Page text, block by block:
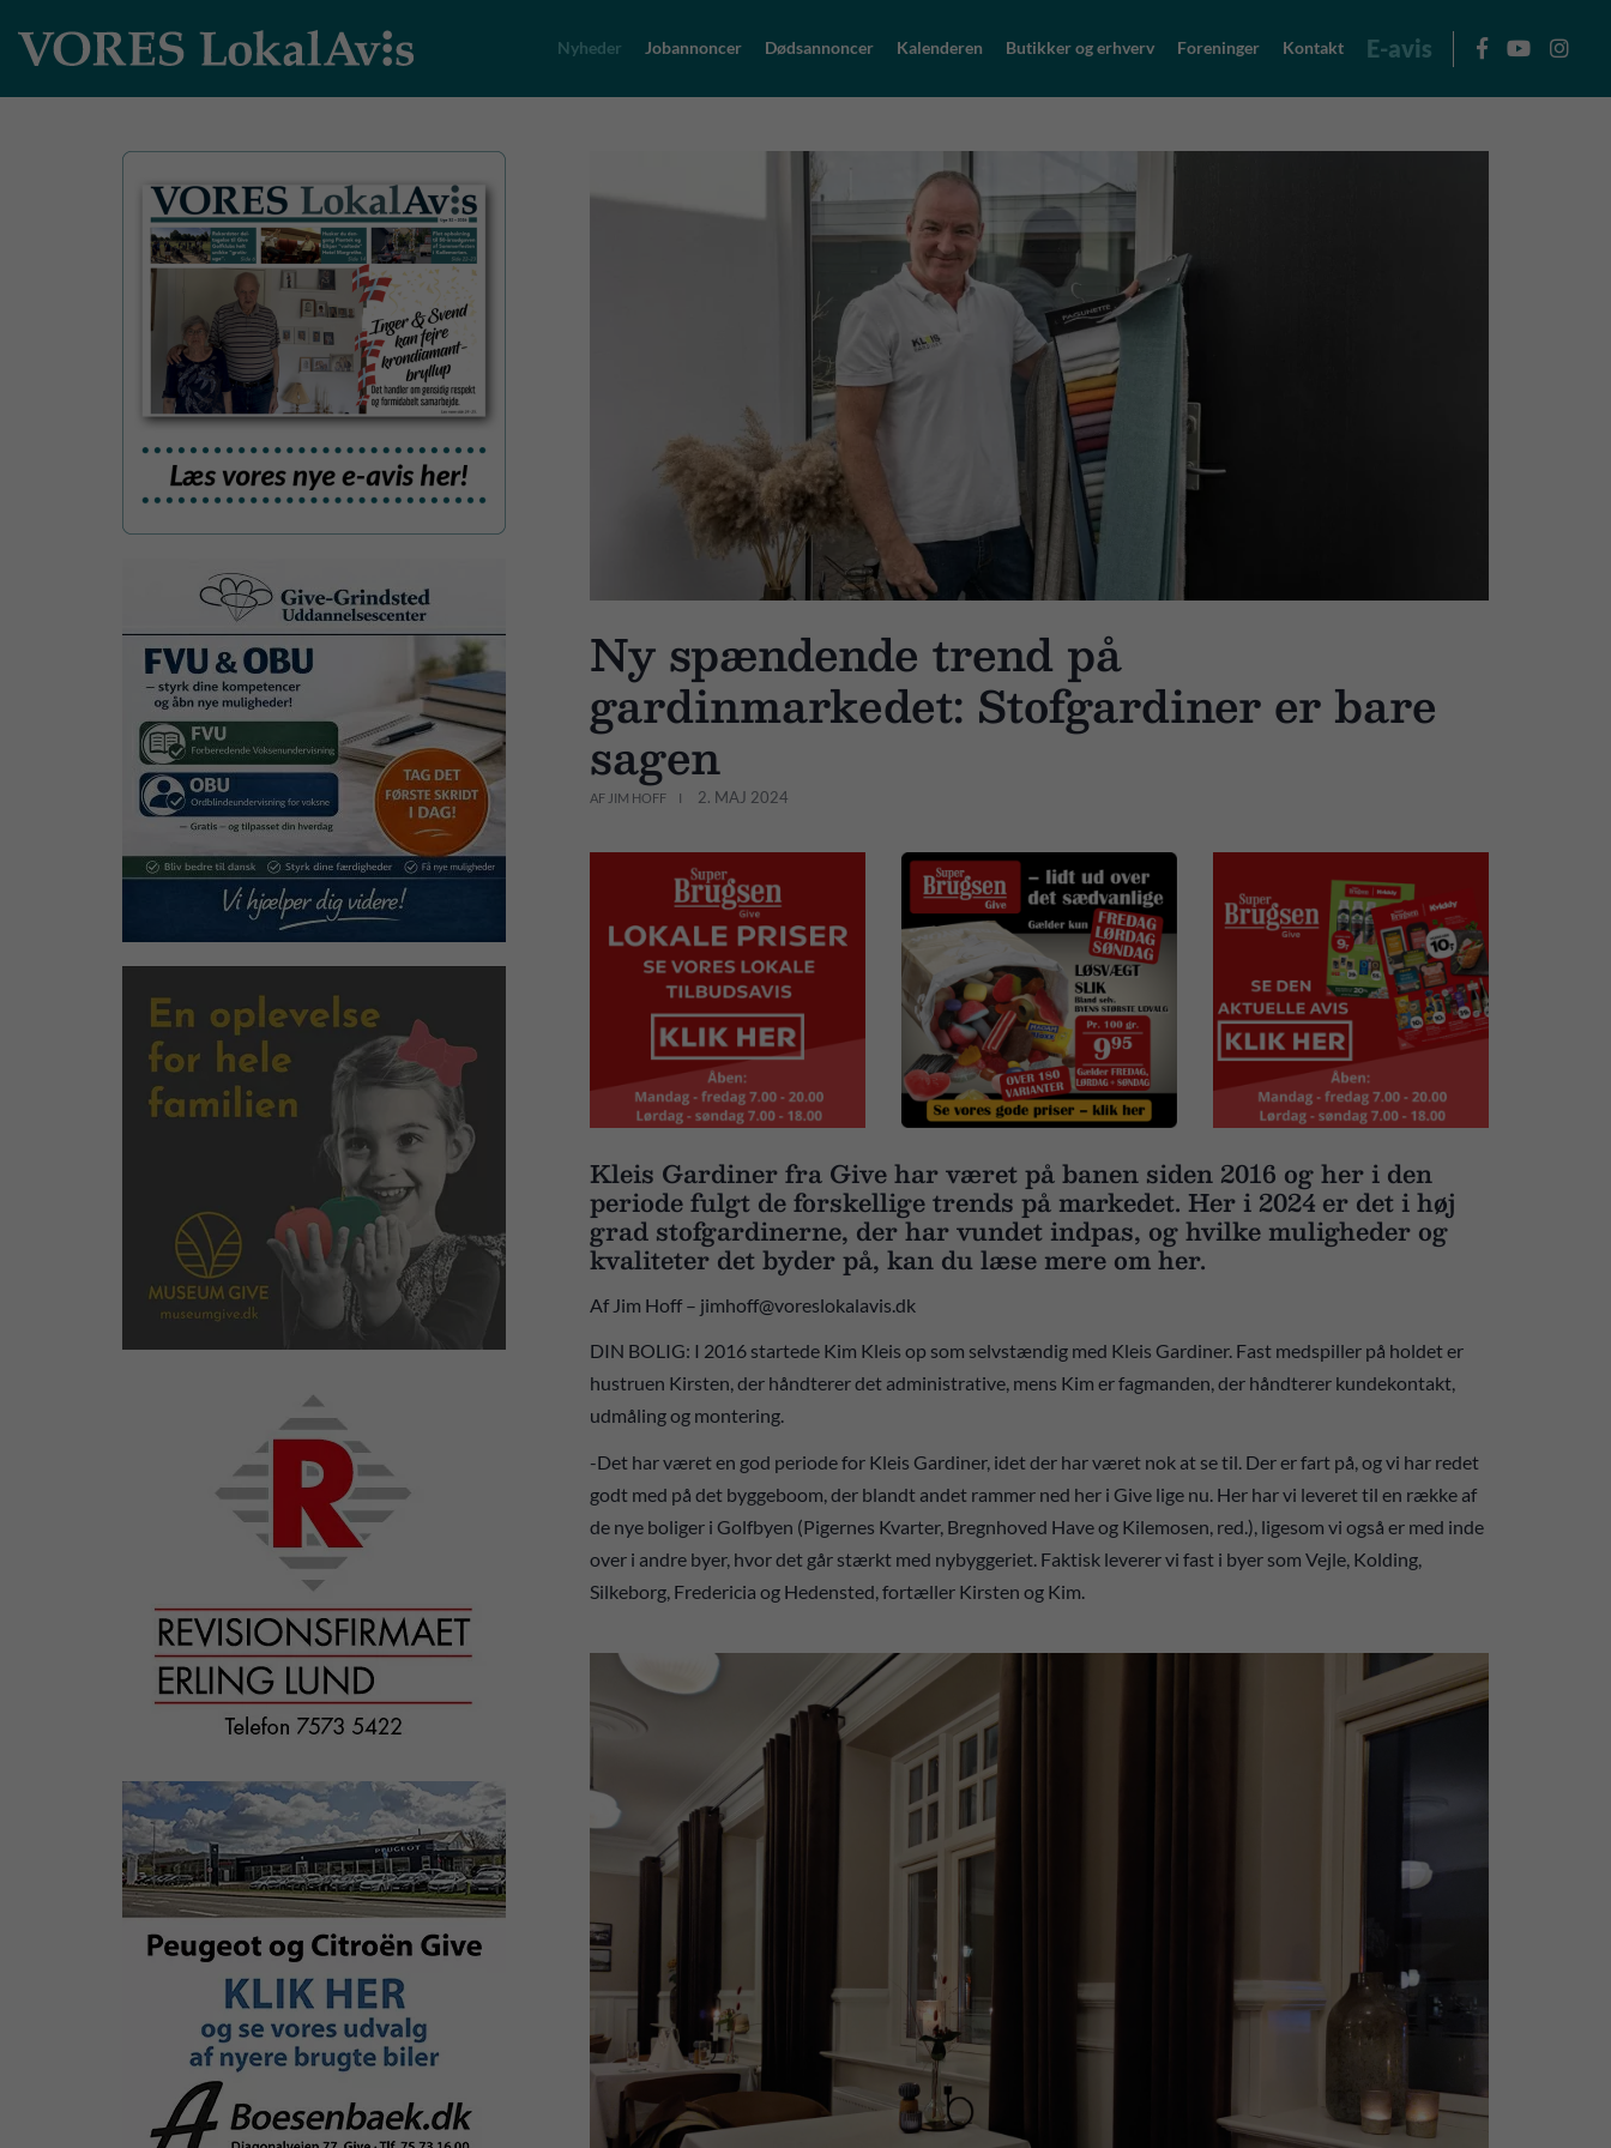
Nyheder Jobannoncer Dødsannoncer Kalenderen Butikker og erhverv Foreninger Kontakt E-avis
Ny spændende trend på
gardinmarkedet: Stofgardiner er bare
sagen
AF JIM HOFF 2. MAJ 2024
Kleis Gardiner fra Give har været på banen siden 2016 og her i den
periode fulgt de forskellige trends på markedet. Her i 2024 er det i høj
grad stofgardinerne, der har vundet indpas, og hvilke muligheder og
kvaliteter det byder på, kan du læse mere om her.
Af Jim Hoff – jimhoff@voreslokalavis.dk
DIN BOLIG: I 2016 startede Kim Kleis op som selvstændig med Kleis Gardiner. Fast medspiller på holdet er
hustruen Kirsten, der håndterer det administrative, mens Kim er fagmanden, der håndterer kundekontakt,
udmåling og montering.
-Det har været en god periode for Kleis Gardiner, idet der har været nok at se til. Der er fart på, og vi har redet
godt med på det byggeboom, der blandt andet rammer ned her i Give lige nu. Her har vi leveret til en række af
de nye boliger i Golfbyen (Pigernes Kvarter, Bregnhoved Have og Kilemosen, red.), ligesom vi også er med inde
over i andre byer, hvor det går stærkt med nybyggeriet. Faktisk leverer vi fast i byer som Vejle, Kolding,
Silkeborg, Fredericia og Hedensted, fortæller Kirsten og Kim.